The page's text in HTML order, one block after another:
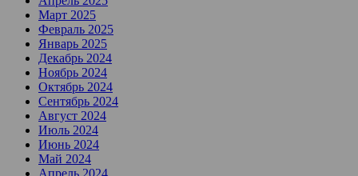
Март 2025
Февраль 2025
Январь 2025
Декабрь 2024
Ноябрь 2024
Октябрь 2024
Сентябрь 2024
Август 2024
Июль 2024
Июнь 2024
Май 2024